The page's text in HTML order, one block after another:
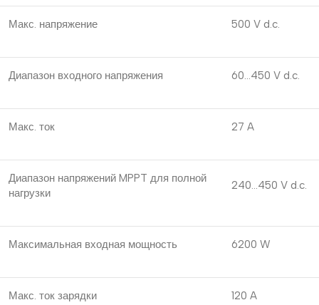
Макс. напряжение 500 V d.c.
Диапазон входного напряжения 60…450 V d.c.
Макс. ток 27 A
Диапазон напряжений MPPT для полной
нагрузки
240…450 V d.c.
Максимальная входная мощность 6200 W
Макс. ток зарядки 120 A